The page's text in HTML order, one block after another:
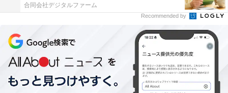
合同会社デジタルファーム
Recommended by